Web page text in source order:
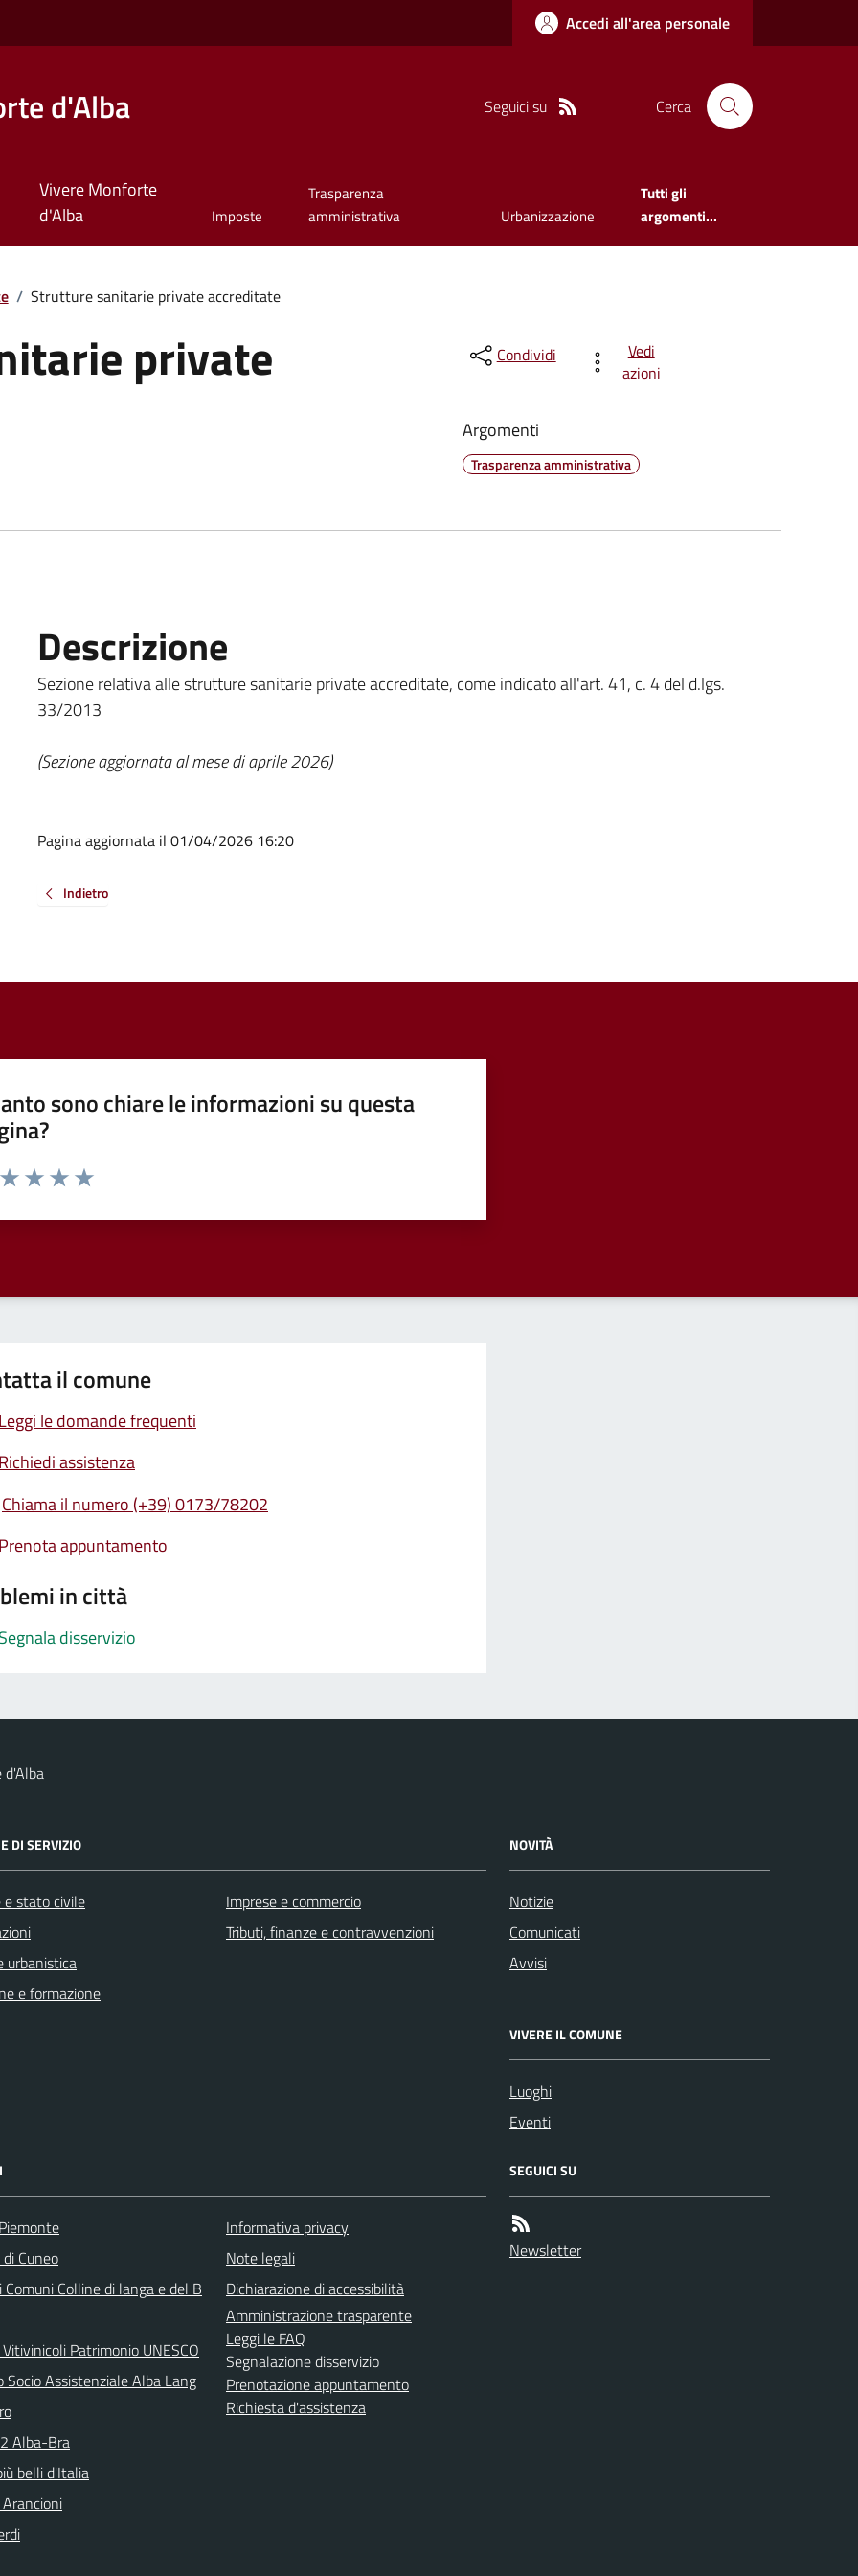
Accedi all'area personale
d'Alba Seguici su Cerca
Vivere Monforte
d'Alba
Imposte
Trasparenza
amministrativa
Urbanizzazione
Tutti gli
argomenti...
/ Strutture sanitarie private accreditate
private Condividi
Vedi
azioni
Argomenti
Trasparenza amministrativa
Descrizione
Sezione relativa alle strutture sanitarie private accreditate, come indicato all'art. 41, c. 4 del d.lgs.
33/2013
(Sezione aggiornata al mese di aprile 2026)
Pagina aggiornata il 01/04/2026 16:20
Indietro
sono chiare le informazioni su questa
da 1 a 5 stelle la pagina
il comune
Leggi le domande frequenti
Richiedi assistenza
Chiama il numero (+39) 0173/78202
Prenota appuntamento
in città
Segnala disservizio
d'Alba
DI SERVIZIO
e stato civile
urbanistica
e formazione
Imprese e commercio
Tributi, finanze e contravvenzioni
NOVITÀ
Notizie
Comunicati
Avvisi
VIVERE IL COMUNE
Luoghi
Eventi
Cuneo
Comuni Colline di langa e del B
Patrimonio UNESCO
Socio Assistenziale Alba Lang
Alba-Bra
belli d'Italia
Informativa privacy
Note legali
Dichiarazione di accessibilità
Amministrazione trasparente
Leggi le FAQ
Segnalazione disservizio
Prenotazione appuntamento
Richiesta d'assistenza
SEGUICI SU
Newsletter